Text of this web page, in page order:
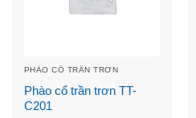
PHÀO CỔ TRẦN TRƠN
Phào cổ trần trơn TT-
C201